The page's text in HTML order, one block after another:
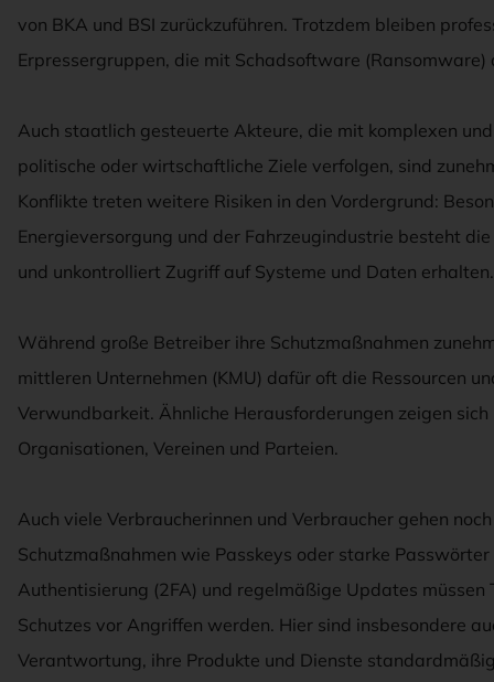
von BKA und BSI zurückzuführen. Trotzdem bleiben
Erpressergruppen, die mit Schadsoftware
Auch staatlich gesteuerte Akteure, die mit komplexen
politische oder wirtschaftliche Ziele verfolgen, sind
Konflikte treten weitere Risiken in den Vordergrund:
Energieversorgung und der Fahrzeugindustrie besteht
und unkontrolliert Zugriff auf Systeme und Daten erhalten.
Während große Betreiber ihre Schutzmaßnahmen
mittleren Unternehmen (KMU) dafür oft die Ressourcen
Verwundbarkeit. Ähnliche Herausforderungen zeigen
Organisationen, Vereinen und Parteien.
Auch viele Verbraucherinnen und Verbraucher gehen
Schutzmaßnahmen wie Passkeys oder starke
Authentisierung (2FA) und regelmäßige Updates müssen
Schutzes vor Angriffen werden. Hier sind insbesondere
Verantwortung, ihre Produkte und Dienste